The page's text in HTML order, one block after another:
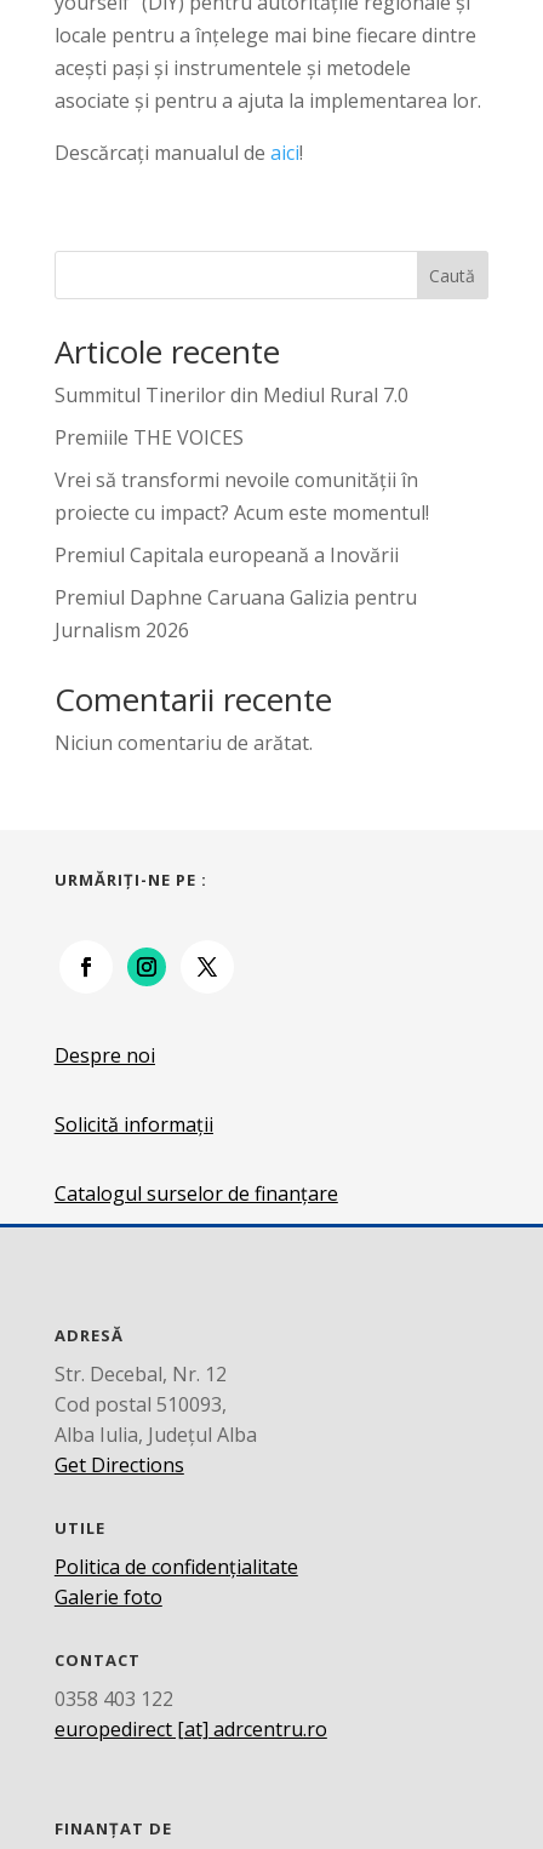
locale pentru a înțelege mai bine fiecare dintre
acești pași și instrumentele și metodele
asociate și pentru a ajuta la implementarea lor.
Descărcați manualul de aici!
Caută
Articole recente
Summitul Tinerilor din Mediul Rural 7.0
Premiile THE VOICES
Vrei să transformi nevoile comunității în
proiecte cu impact? Acum este momentul!
Premiul Capitala europeană a Inovării
Premiul Daphne Caruana Galizia pentru
Jurnalism 2026
Comentarii recente
Niciun comentariu de arătat.
URMĂRIŢI-NE PE :
Despre noi
Solicită informații
Catalogul surselor de finanțare
ADRESĂ
Str. Decebal, Nr. 12
Cod postal 510093,
Alba Iulia, Județul Alba
Get Directions
UTILE
Politica de confidențialitate
Galerie foto
CONTACT
0358 403 122
europedirect [at] adrcentru.ro
FINANȚAT DE